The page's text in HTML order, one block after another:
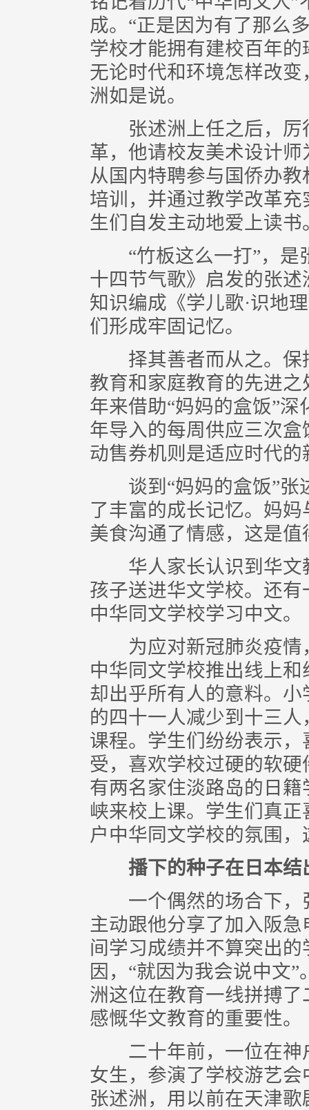
成。“正是因为有了那么
学校才能拥有建校百年
无论时代和环境怎样改
洲如是说。
张述洲上任之后，厉
革，他请校友美术设计
从国内特聘参与国侨办
培训，并通过教学改革
生们自发主动地爱上读书
“竹板这么一打”，是
十四节气歌》启发的张
知识编成《学儿歌·识地
们形成牢固记忆。
择其善者而从之。保
教育和家庭教育的先进
年来借助“妈妈的盒饭”
年导入的每周供应三次
动售券机则是适应时代的
谈到“妈妈的盒饭”张
了丰富的成长记忆。妈
美食沟通了情感，这是值
华人家长认识到华文
孩子送进华文学校。还
中华同文学校学习中文。
为应对新冠肺炎疫情
中华同文学校推出线上
却出乎所有人的意料。
的四十一人减少到十三
课程。学生们纷纷表示
受，喜欢学校过硬的软
有两名家住淡路岛的日
峡来校上课。学生们真
户中华同文学校的氛围
播下的种子在日本结
一个偶然的场合下，
主动跟他分享了加入阪
间学习成绩并不算突出
因，“就因为我会说中文
洲这位在教育一线拼搏
感慨华文教育的重要性。
二十年前，一位在神
女生，参演了学校游艺
张述洲，用以前在天津